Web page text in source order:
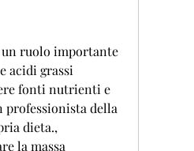
un ruolo importante
acidi grassi
fonti nutrienti e
professionista della
dieta.,
la massa